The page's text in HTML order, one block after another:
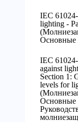
IEC
lighting -
IEC
against
Section 1:
levels for
Основные